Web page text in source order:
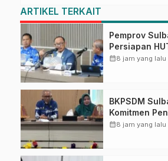
ARTIKEL TERKAIT
Pemprov
Persiapan
Puncak
calendar_month8 jam yang lalu
BKPSDM
Komitmen
Kompetensi
calendar_month8 jam yang lalu